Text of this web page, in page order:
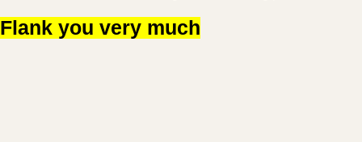
Flank you very much